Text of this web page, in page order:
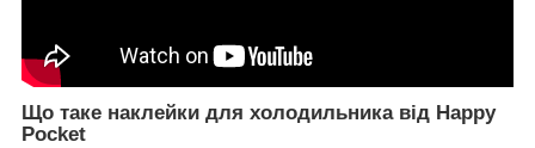
Що таке наклейки для холодильника від Happy
Pocket